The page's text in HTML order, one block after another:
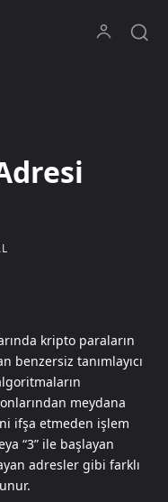
kripto paraların
benzersiz tanımlayıcı
meydana
ifşa etmeden işlem
“3” ile başlayan
adresler gibi farklı